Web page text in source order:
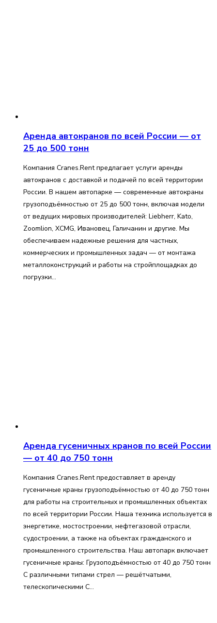
Аренда автокранов по всей России — от
25 до 500 тонн
Компания Cranes.Rent предлагает услуги аренды
автокранов с доставкой и подачей по всей территории
России. В нашем автопарке — современные автокраны
грузоподъёмностью от 25 до 500 тонн, включая модели
от ведущих мировых производителей: Liebherr, Kato,
Zoomlion, XCMG, Ивановец, Галичанин и другие. Мы
обеспечиваем надежные решения для частных,
коммерческих и промышленных задач — от монтажа
металлоконструкций и работы на стройплощадках до
погрузки…
Аренда гусеничных кранов по всей России
— от 40 до 750 тонн
Компания Cranes.Rent предоставляет в аренду
гусеничные краны грузоподъёмностью от 40 до 750 тонн
для работы на строительных и промышленных объектах
по всей территории России. Наша техника используется в
энергетике, мостостроении, нефтегазовой отрасли,
судостроении, а также на объектах гражданского и
промышленного строительства. Наш автопарк включает
гусеничные краны: Грузоподъёмностью от 40 до 750 тонн
С различными типами стрел — решётчатыми,
телескопическими С…